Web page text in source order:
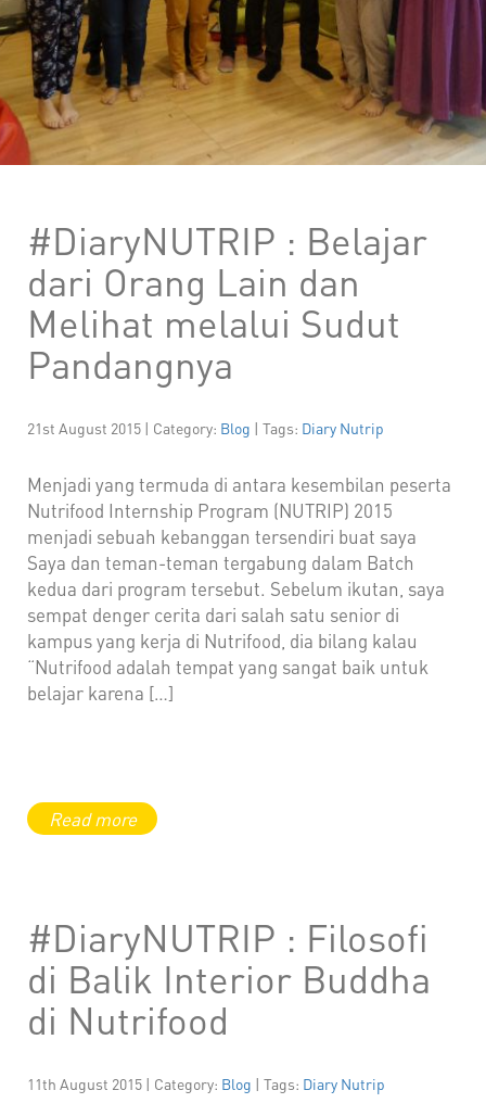
#DiaryNUTRIP : Belajar
dari Orang Lain dan
Melihat melalui Sudut
Pandangnya
21st August 2015 | Category: Blog | Tags: Diary Nutrip
Menjadi yang termuda di antara kesembilan peserta
Nutrifood Internship Program (NUTRIP) 2015
menjadi sebuah kebanggan tersendiri buat saya
Saya dan teman-teman tergabung dalam Batch
kedua dari program tersebut. Sebelum ikutan, saya
sempat denger cerita dari salah satu senior di
kampus yang kerja di Nutrifood, dia bilang kalau
“Nutrifood adalah tempat yang sangat baik untuk
belajar karena […]
#DiaryNUTRIP : Filosofi
di Balik Interior Buddha
di Nutrifood
11th August 2015 | Category: Blog | Tags: Diary Nutrip